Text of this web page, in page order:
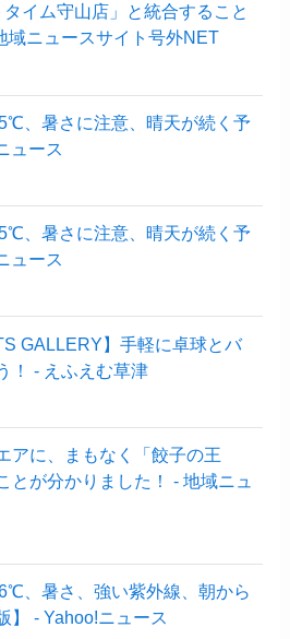
イム守山店」と統合すること
域ニュースサイト号外NET
、暑さに注意、晴天が続く予
ュース
、暑さに注意、晴天が続く予
ュース
GALLERY】手軽に卓球とバ
！ - えふえむ草津
アに、まもなく「餃子の王
とが分かりました！ - 地域ニュ
、暑さ、強い紫外線、朝から
】 - Yahoo!ニュース